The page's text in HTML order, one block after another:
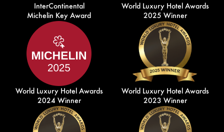
InterContinental
Michelin Key Award
World Luxury Hotel Awards
2025 Winner
World Luxury Hotel Awards
2024 Winner
World Luxury Hotel Awards
2023 Winner